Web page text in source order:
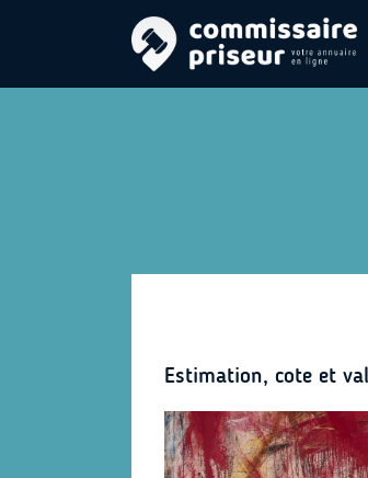
Estimation, cote et